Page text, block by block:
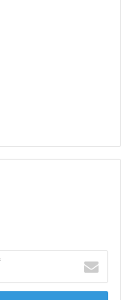
خ